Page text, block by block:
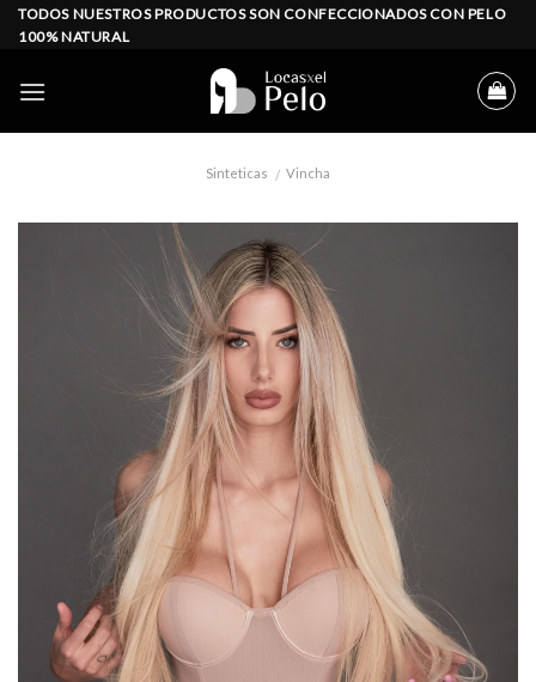
SkipTODOS NUESTROS PRODUCTOS SON CONFECCIONADOS CON PELO
100% NATURAL
Sinteticas / Vincha